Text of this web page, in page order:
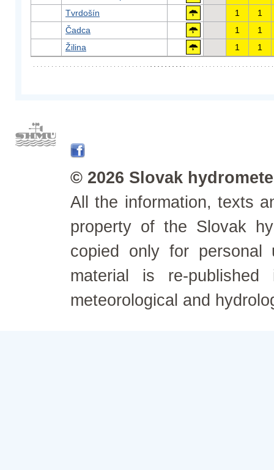
Tvrdošín
1
1
Čadca
1
1
Žilina
1 1
© 2026 Slovak
All the information, texts
property of the Slovak
copied only for personal
material is re-
meteorological and